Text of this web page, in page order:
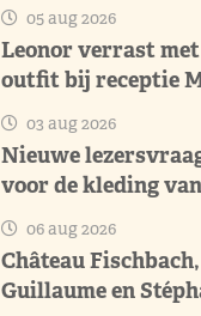
05 aug 2026
Leonor verrast
outfit bij receptie
03 aug 2026
Nieuwe
voor de kleding
06 aug 2026
Château
Guillaume en